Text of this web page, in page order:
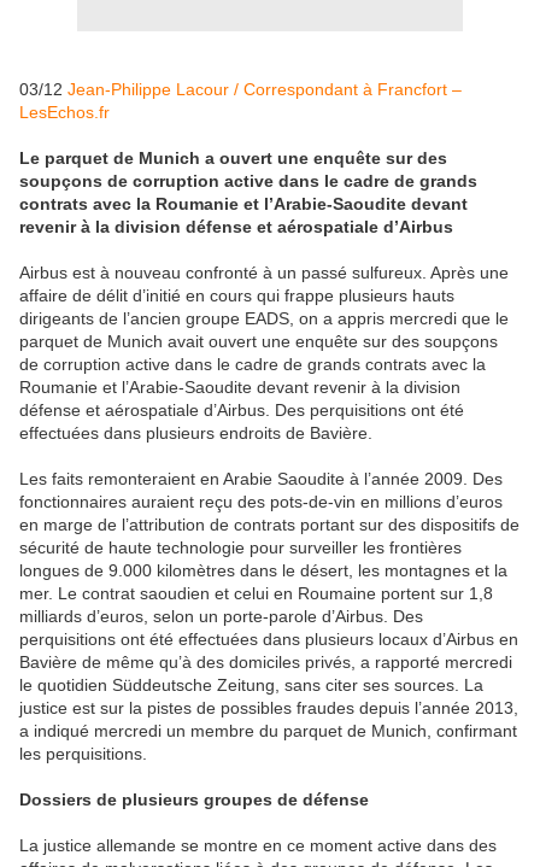
03/12 Jean-Philippe Lacour / Correspondant à Francfort –
LesEchos.fr
Le parquet de Munich a ouvert une enquête sur des
soupçons de corruption active dans le cadre de grands
contrats avec la Roumanie et l’Arabie-Saoudite devant
revenir à la division défense et aérospatiale d’Airbus
Airbus est à nouveau confronté à un passé sulfureux. Après une
affaire de délit d’initié en cours qui frappe plusieurs hauts
dirigeants de l’ancien groupe EADS, on a appris mercredi que le
parquet de Munich avait ouvert une enquête sur des soupçons
de corruption active dans le cadre de grands contrats avec la
Roumanie et l’Arabie-Saoudite devant revenir à la division
défense et aérospatiale d’Airbus. Des perquisitions ont été
effectuées dans plusieurs endroits de Bavière.
Les faits remonteraient en Arabie Saoudite à l’année 2009. Des
fonctionnaires auraient reçu des pots-de-vin en millions d’euros
en marge de l’attribution de contrats portant sur des dispositifs de
sécurité de haute technologie pour surveiller les frontières
longues de 9.000 kilomètres dans le désert, les montagnes et la
mer. Le contrat saoudien et celui en Roumaine portent sur 1,8
milliards d’euros, selon un porte-parole d’Airbus. Des
perquisitions ont été effectuées dans plusieurs locaux d’Airbus en
Bavière de même qu’à des domiciles privés, a rapporté mercredi
le quotidien Süddeutsche Zeitung, sans citer ses sources. La
justice est sur la pistes de possibles fraudes depuis l’année 2013,
a indiqué mercredi un membre du parquet de Munich, confirmant
les perquisitions.
Dossiers de plusieurs groupes de défense
La justice allemande se montre en ce moment active dans des